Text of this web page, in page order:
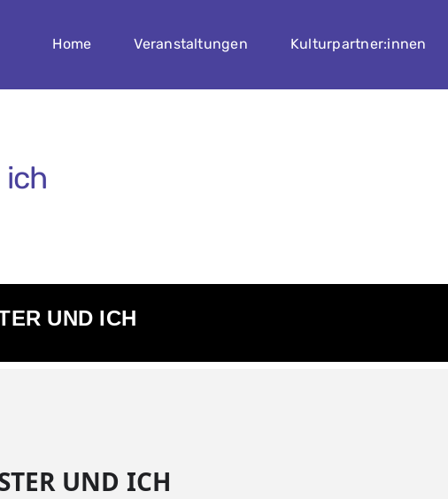
Home Veranstaltungen Kulturpartner:innen
UND ICH
UND ICH